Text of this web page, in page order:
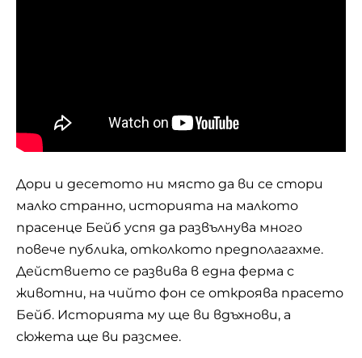
Дори и десетото ни място да ви се стори
малко странно, историята на малкото
прасенце Бейб успя да развълнува много
повече публика, отколкото предполагахме.
Действието се развива в една ферма с
животни, на чийто фон се откроява прасето
Бейб. Историята му ще ви вдъхнови, а
сюжета ще ви разсмее.